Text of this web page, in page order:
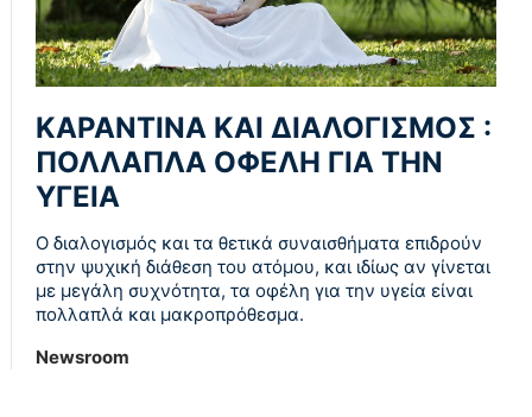
ΚΑΡΑΝΤΙΝΑ ΚΑΙ ΔΙΑΛΟΓΙΣΜΟΣ :
ΠΟΛΛΑΠΛΑ ΟΦΕΛΗ ΓΙΑ ΤΗΝ
ΥΓΕΙΑ
Ο διαλογισμός και τα θετικά συναισθήματα επιδρούν
στην ψυχική διάθεση του ατόμου, και ιδίως αν γίνεται
με μεγάλη συχνότητα, τα οφέλη για την υγεία είναι
πολλαπλά και μακροπρόθεσμα.
Newsroom